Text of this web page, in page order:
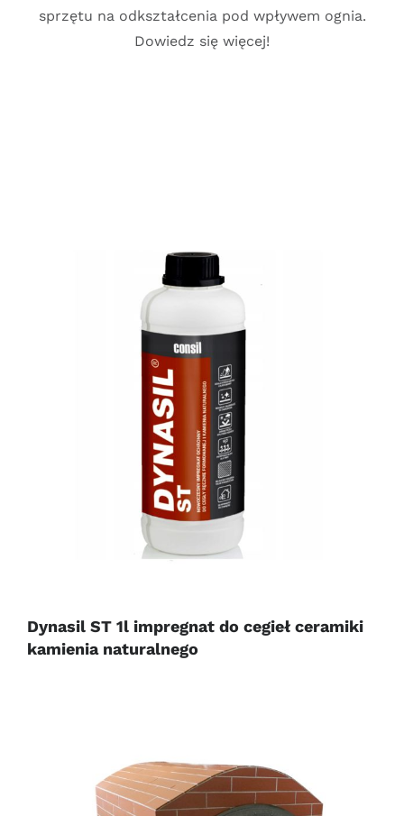
sprzętu na odkształcenia pod wpływem ognia.
Dowiedz się więcej!
Dynasil ST 1l impregnat do cegieł ceramiki
kamienia naturalnego